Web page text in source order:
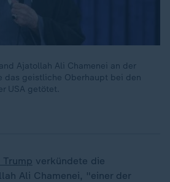
Ajatollah Ali Chamenei an der
das geistliche Oberhaupt bei den
USA getötet.
Trump verkündete die
Ali Chamenei, "einer der